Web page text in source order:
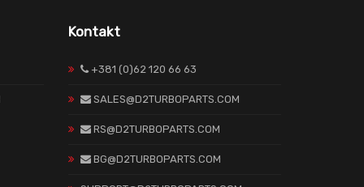
Kontakt
+381 (0)62 120 66 63
SALES@D2TURBOPARTS.COM
RS@D2TURBOPARTS.COM
BG@D2TURBOPARTS.COM